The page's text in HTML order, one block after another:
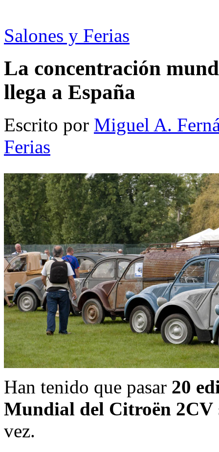
Salones y Ferias
La concentración
llega a España
Escrito por Miguel A.
Ferias
Han tenido que pasar 20
Mundial del Citroën 2CV
vez.